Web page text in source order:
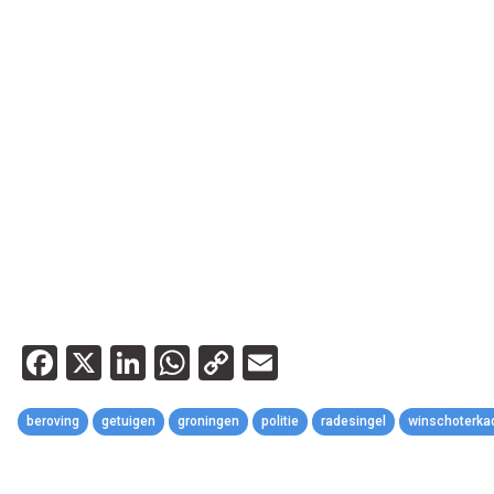
Facebook
X LinkedIn
WhatsApp
Copy
Link
beroving getuigen groningen politie radesingel